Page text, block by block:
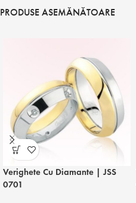
PRODUSE ASEMĂNĂTOARE
Verighete Cu Diamante | JSS
0701